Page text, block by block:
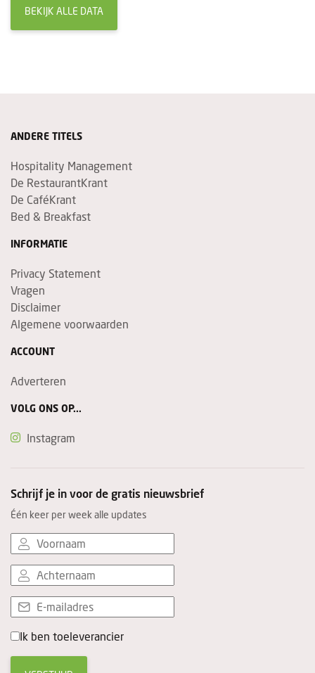
BEKIJK ALLE DATA
ANDERE TITELS
Hospitality Management
De RestaurantKrant
De CaféKrant
Bed & Breakfast
INFORMATIE
Privacy Statement
Vragen
Disclaimer
Algemene voorwaarden
ACCOUNT
Adverteren
VOLG ONS OP...
Instagram
Schrijf je in voor de gratis nieuwsbrief
Één keer per week alle updates
Ik ben toeleverancier